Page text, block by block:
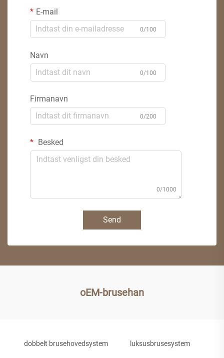
E-mail
0/100
Navn
0/100
Firmanavn
0/200
Besked
0/1000
Send
oEM-brusehan
dobbelt brusehovedsystem luksusbrusesystem